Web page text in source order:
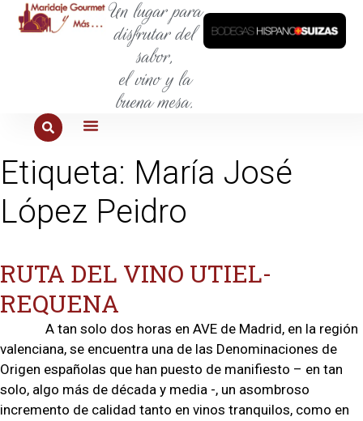
Un lugar para
disfrutar del
sabor,
el vino y la
buena mesa.
Etiqueta: María José
López Peidro
RUTA DEL VINO UTIEL-
REQUENA
A tan solo dos horas en AVE de Madrid, en la región
valenciana, se encuentra una de las Denominaciones de
Origen españolas que han puesto de manifiesto – en tan
solo, algo más de década y media -, un asombroso
incremento de calidad tanto en vinos tranquilos, como en